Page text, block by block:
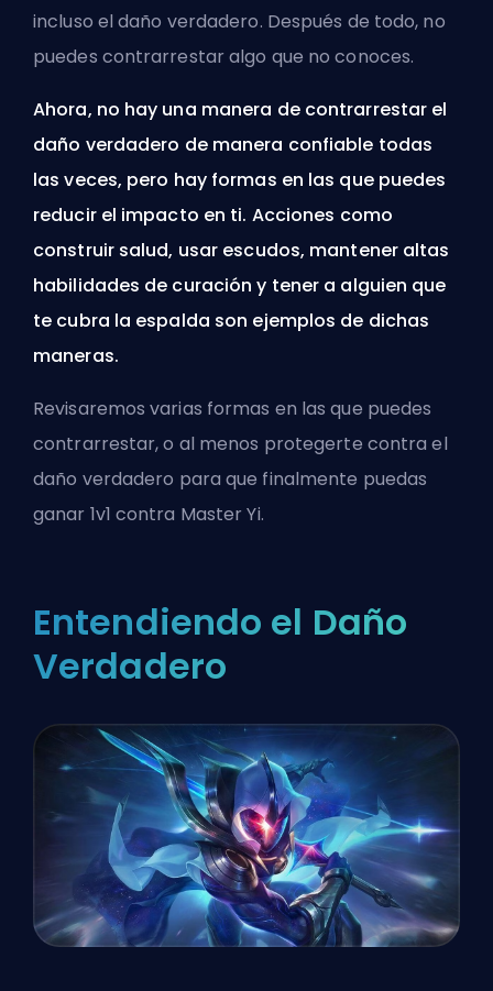
incluso el daño verdadero. Después de todo, no
puedes contrarrestar algo que no conoces.
Ahora, no hay una manera de contrarrestar el
daño verdadero de manera confiable todas
las veces, pero hay formas en las que puedes
reducir el impacto en ti. Acciones como
construir salud, usar escudos, mantener altas
habilidades de curación y tener a alguien que
te cubra la espalda son ejemplos de dichas
maneras.
Revisaremos varias formas en las que puedes
contrarrestar, o al menos protegerte contra el
daño verdadero para que finalmente puedas
ganar 1v1 contra Master Yi.
Entendiendo el Daño
Verdadero